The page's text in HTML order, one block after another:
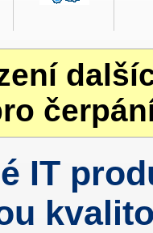
IT